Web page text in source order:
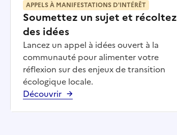
APPELS À MANIFESTATIONS D'INTÉRÊT
Soumettez un sujet et récoltez
des idées
Lancez un appel à idées ouvert à la
communauté pour alimenter votre
réflexion sur des enjeux de transition
écologique locale.
Découvrir